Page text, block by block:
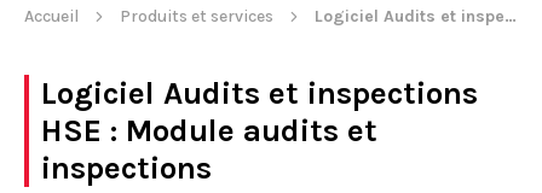
Accueil Produits et services Logiciel Audits et inspections HSE
Logiciel Audits et inspections
HSE : Module audits et
inspections